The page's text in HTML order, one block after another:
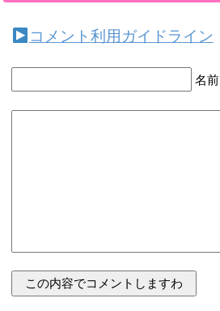
コメント利用ガイドライン
名前